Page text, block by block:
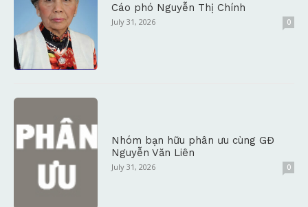
Cáo phó Nguyễn Thị Chính
July 31, 2026 0
Nhóm bạn hữu phân ưu cùng GĐ
Nguyễn Văn Liên
July 31, 2026 0